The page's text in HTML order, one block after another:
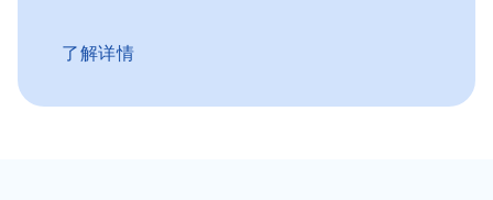
了解详情